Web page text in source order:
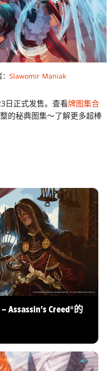
Slawomir Maniak
日正式发售。查看牌图集合
的秘典图集～了解更多超棒
Assassin's Creed®的